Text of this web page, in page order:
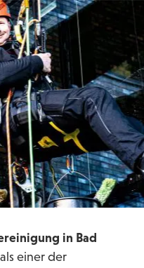
in Bad
einer der